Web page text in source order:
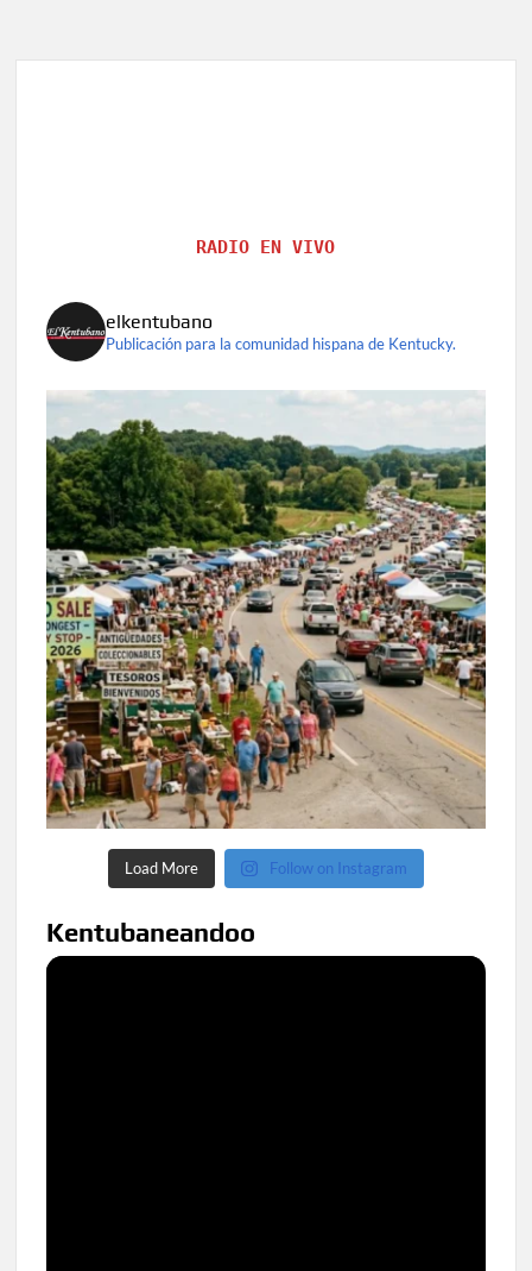
RADIO EN VIVO
elkentubano
Publicación para la comunidad hispana de Kentucky.
Load More Follow on Instagram
Kentubaneandoo